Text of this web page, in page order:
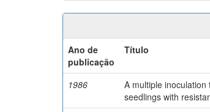
Ano de
publicação
Título
1986
A multiple
seedlings with